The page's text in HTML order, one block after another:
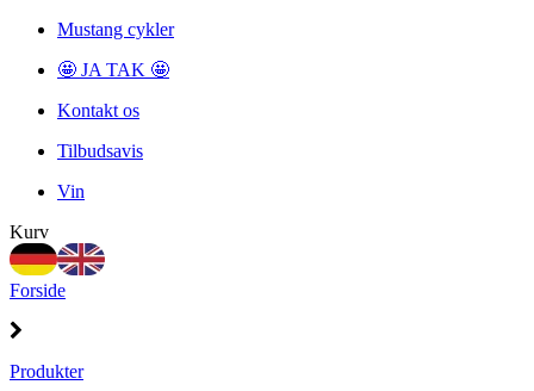
Mustang cykler
🤩 JA TAK 🤩
Kontakt os
Tilbudsavis
Vin
Kurv
Forside
Produkter